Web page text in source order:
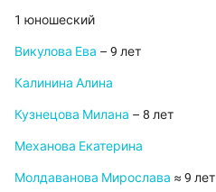
1 юношеский
Викулова Ева – 9 лет
Калинина Алина
Кузнецова Милана – 8 лет
Механова Екатерина
Молдаванова Мирослава ≈ 9 лет